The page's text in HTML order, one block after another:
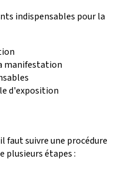
indispensables pour la
manifestation
d'exposition
faut suivre une procédure
plusieurs étapes :